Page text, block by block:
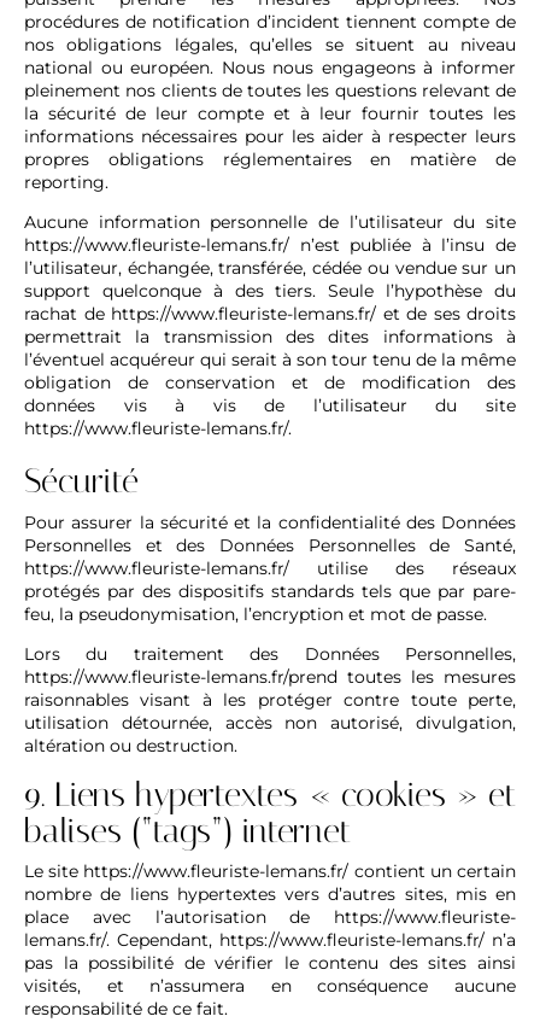
procédures de notification d’incident tiennent compte de
nos obligations légales, qu’elles se situent au niveau
national ou européen. Nous nous engageons à informer
pleinement nos clients de toutes les questions relevant de
la sécurité de leur compte et à leur fournir toutes les
informations nécessaires pour les aider à respecter leurs
propres obligations réglementaires en matière de
reporting.
Aucune information personnelle de l’utilisateur du site
https://www.fleuriste-lemans.fr/ n’est publiée à l’insu de
l’utilisateur, échangée, transférée, cédée ou vendue sur un
support quelconque à des tiers. Seule l’hypothèse du
rachat de https://www.fleuriste-lemans.fr/ et de ses droits
permettrait la transmission des dites informations à
l’éventuel acquéreur qui serait à son tour tenu de la même
obligation de conservation et de modification des
données vis à vis de l’utilisateur du site
https://www.fleuriste-lemans.fr/.
Sécurité
Pour assurer la sécurité et la confidentialité des Données
Personnelles et des Données Personnelles de Santé,
https://www.fleuriste-lemans.fr/ utilise des réseaux
protégés par des dispositifs standards tels que par pare-
feu, la pseudonymisation, l’encryption et mot de passe.
Lors du traitement des Données Personnelles,
https://www.fleuriste-lemans.fr/prend toutes les mesures
raisonnables visant à les protéger contre toute perte,
utilisation détournée, accès non autorisé, divulgation,
altération ou destruction.
9. Liens hypertextes « cookies » et
balises (“tags”) internet
Le site https://www.fleuriste-lemans.fr/ contient un certain
nombre de liens hypertextes vers d’autres sites, mis en
place avec l’autorisation de https://www.fleuriste-
lemans.fr/. Cependant, https://www.fleuriste-lemans.fr/ n’a
pas la possibilité de vérifier le contenu des sites ainsi
visités, et n’assumera en conséquence aucune
responsabilité de ce fait.